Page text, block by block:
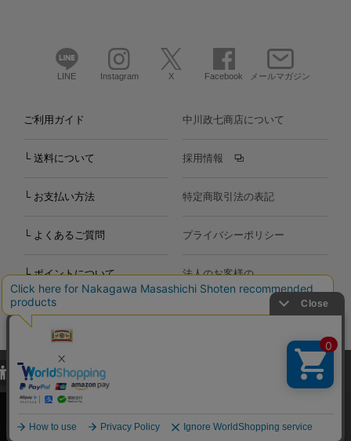
LINE Instagram X Facebook メールマガジン
ご利用ガイド
└ 送料について
└ お支払い方法
└ よくあるご質問
└ ポイントについて
お問い合わせ
中川政七商店について
採用情報
特定商取引法の表記
プライバシーポリシー
法人のお客様の
お問い合わせ
Copyright©2000-2026
Nakagawa Masashichi Shoten All Rights Reserved.
当サイトでは、当サイト内における閲覧履歴・属性情報などの取得およ
び利便性向上のためにクッキー（Cookie）を使用いたします。詳細に
関しては「プライバシーポリシー
承諾する